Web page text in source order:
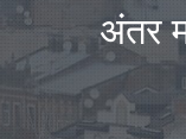
अंतर